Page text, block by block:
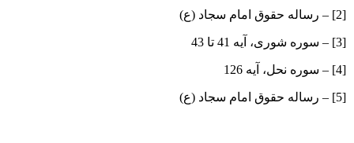
[2] – رساله حقوق امام سجاد (ع)
[3] – سوره شوری، آیه 41 تا 43
[4] – سوره نحل، آیه 126
[5] – رساله حقوق امام سجاد (ع)